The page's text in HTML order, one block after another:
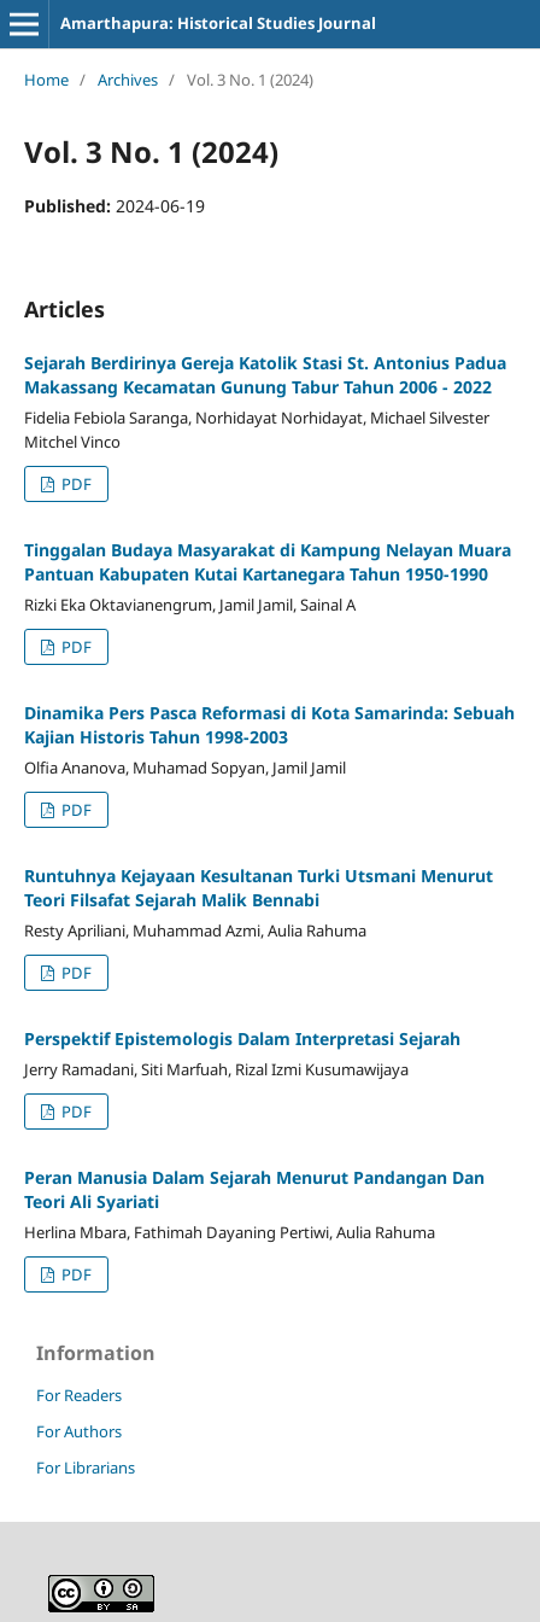
Amarthapura: Historical Studies Journal
Home / Archives / Vol. 3 No. 1 (2024)
Vol. 3 No. 1 (2024)
Published: 2024-06-19
Articles
Sejarah Berdirinya Gereja Katolik Stasi St. Antonius Padua
Makassang Kecamatan Gunung Tabur Tahun 2006 - 2022
Fidelia Febiola Saranga, Norhidayat Norhidayat, Michael Silvester
Mitchel Vinco
PDF
Tinggalan Budaya Masyarakat di Kampung Nelayan Muara
Pantuan Kabupaten Kutai Kartanegara Tahun 1950-1990
Rizki Eka Oktavianengrum, Jamil Jamil, Sainal A
PDF
Dinamika Pers Pasca Reformasi di Kota Samarinda: Sebuah
Kajian Historis Tahun 1998-2003
Olfia Ananova, Muhamad Sopyan, Jamil Jamil
PDF
Runtuhnya Kejayaan Kesultanan Turki Utsmani Menurut
Teori Filsafat Sejarah Malik Bennabi
Resty Apriliani, Muhammad Azmi, Aulia Rahuma
PDF
Perspektif Epistemologis Dalam Interpretasi Sejarah
Jerry Ramadani, Siti Marfuah, Rizal Izmi Kusumawijaya
PDF
Peran Manusia Dalam Sejarah Menurut Pandangan Dan
Teori Ali Syariati
Herlina Mbara, Fathimah Dayaning Pertiwi, Aulia Rahuma
PDF
Information
For Readers
For Authors
For Librarians